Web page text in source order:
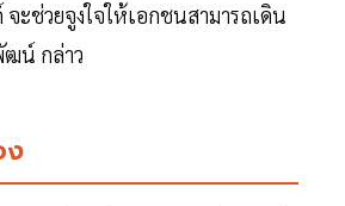
ะช่วยจูงใจให้เอกชนสามารถเดิน
น์ กล่าว
ง